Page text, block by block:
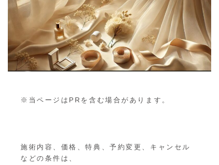
※当ページはPRを含む場合があります。
施術内容、価格、特典、予約変更、キャンセル
などの条件は、